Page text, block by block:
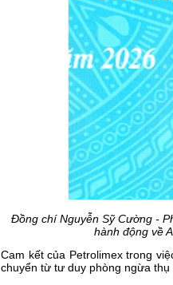
Đồng chí Nguyễn Sỹ Cường -
hành động về
Cam kết của Petrolimex trong
chuyển từ tư duy phòng ngừa